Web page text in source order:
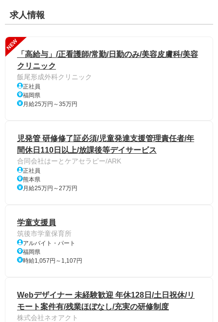
求人情報
NEW
「高給与」/正看護師/常勤/日勤のみ/美容皮膚科/美容
クリニック
飯尾形成外科クリニック
正社員
福岡県
月給25万円～35万円
児発管 研修修了証必須/児童発達支援管理責任者/年
間休日110日以上/放課後等デイサービス
合同会社はーとケアセラピー/ARK
正社員
熊本県
月給25万円～27万円
学童支援員
筑後市学童保育所
アルバイト・パート
福岡県
時給1,057円～1,107円
Webデザイナー 未経験歓迎 年休128日/土日祝休/リ
モート案件有/残業ほぼなし/充実の研修制度
株式会社ネオアクト